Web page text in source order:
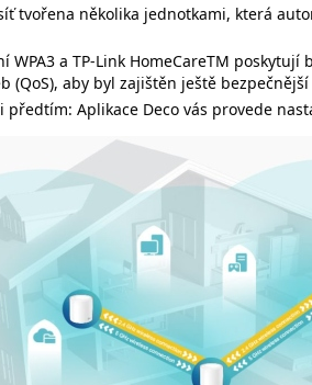
tvořena několika jednotkami, která
a TP-Link HomeCareTM
(QoS), aby byl zajištěn ještě
předtím: Aplikace Deco vás provede